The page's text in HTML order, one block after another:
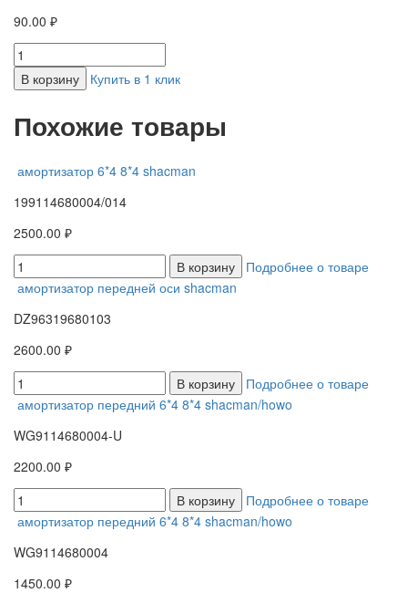
90.00 ₽
В корзину Купить в 1 клик
Похожие товары
амортизатор 6*4 8*4 shacman
199114680004/014
2500.00 ₽
В корзину
Подробнее о товаре
амортизатор передней оси shacman
DZ96319680103
2600.00 ₽
В корзину
Подробнее о товаре
амортизатор передний 6*4 8*4 shacman/howo
WG9114680004-U
2200.00 ₽
В корзину
Подробнее о товаре
амортизатор передний 6*4 8*4 shacman/howo
WG9114680004
1450.00 ₽